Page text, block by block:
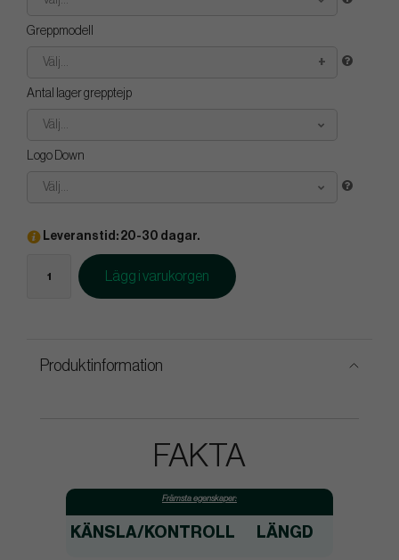
Greppmodell
Välj...
Antal lager grepptejp
Välj...
Logo Down
Välj...
Leveranstid: 20-30 dagar.
Lägg i varukorgen
Produktinformation
FAKTA
Främsta egenskaper:
KÄNSLA/KONTROLL LÄNGD